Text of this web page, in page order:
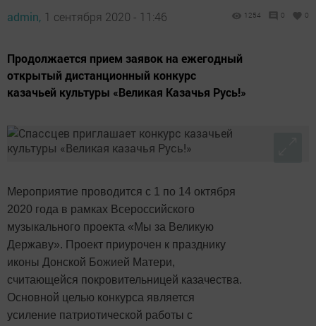
admin, 1 сентября 2020 - 11:46 1254 0 0
Продолжается прием заявок на ежегодный
открытый дистанционный конкурс
казачьей культуры «Великая Казачья Русь!»
Мероприятие проводится с 1 по 14 октября
2020 года в рамках Всероссийского
музыкального проекта «Мы за Великую
Державу». Проект приурочен к празднику
иконы Донской Божией Матери,
считающейся покровительницей казачества.
Основной целью конкурса является
усиление патриотической работы с